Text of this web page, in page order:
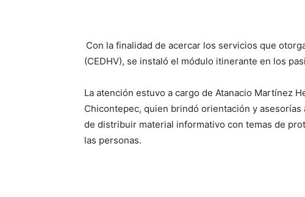
Con la finalidad de acercar los servicios que
(CEDHV), se instaló el módulo itinerante en los
La atención estuvo a cargo de Atanacio Martínez
Chicontepec, quien brindó orientación y
de distribuir material informativo con temas de
las personas.